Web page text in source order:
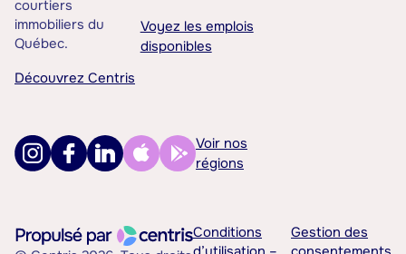
courtiers
immobiliers du
Québec.
Découvrez Centris
Voyez les emplois
disponibles
Voir nos
régions
Conditions
Gestion des